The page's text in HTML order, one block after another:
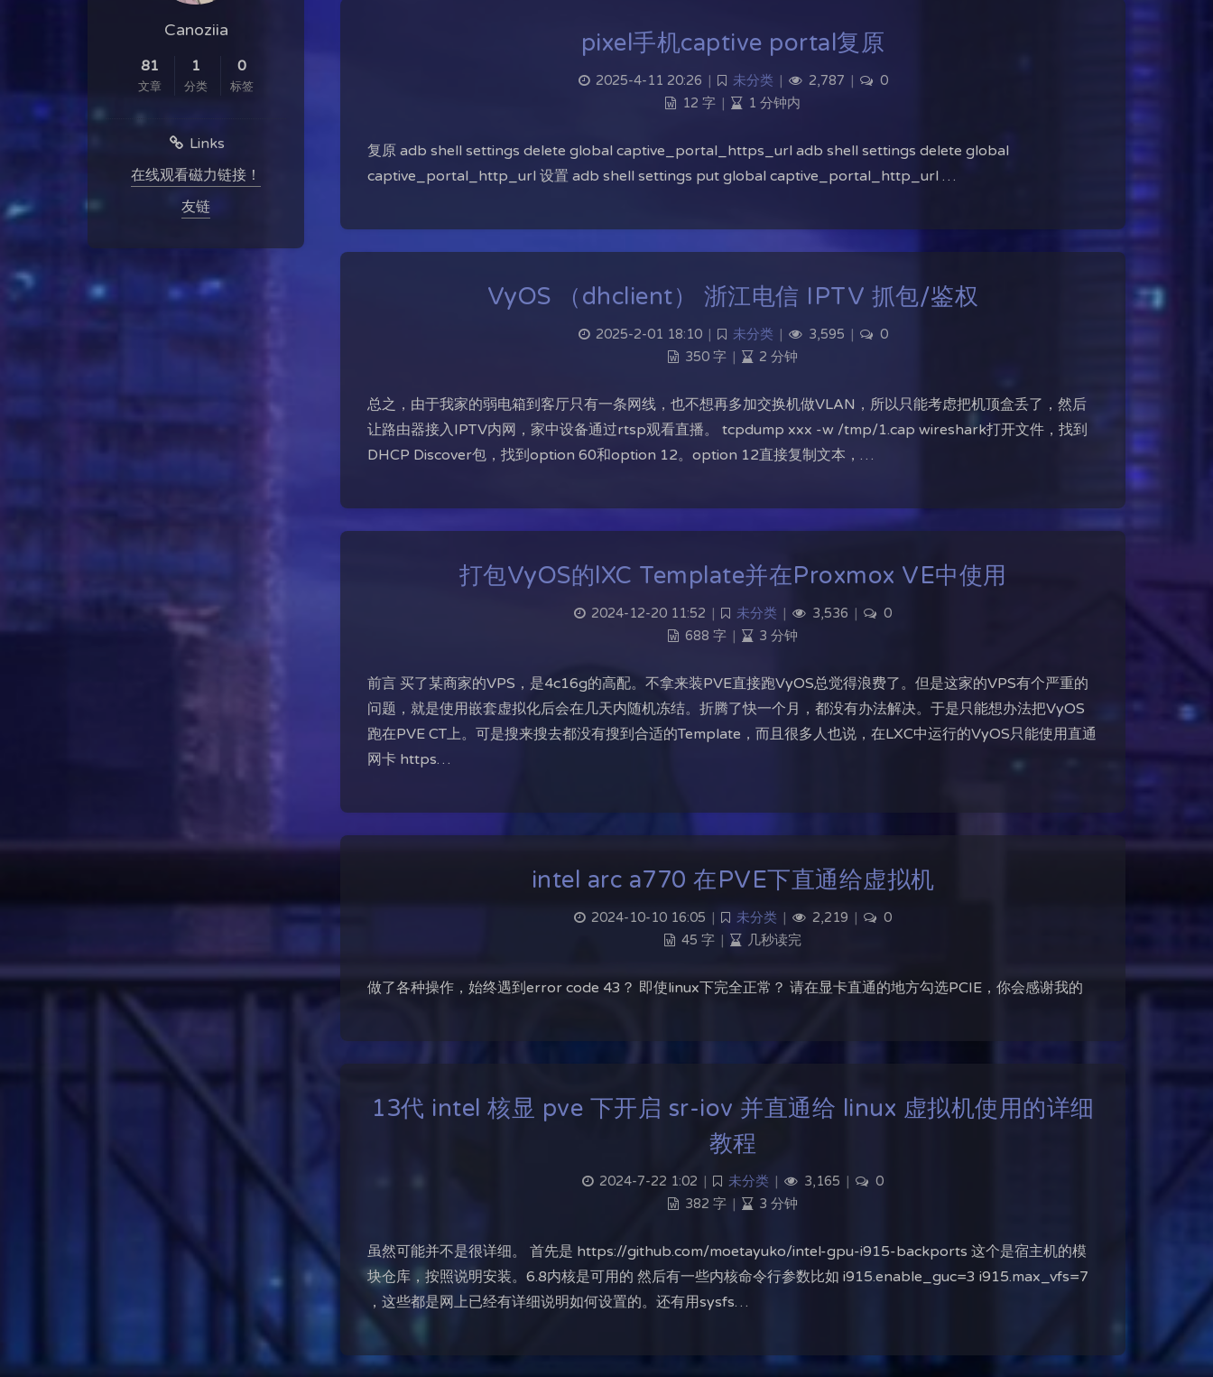
Canoziia
81
文章
1
分类
0
标签
Links
在线观看磁力链接！
友链
pixel手机captive portal复原
2025-4-11 20:26 未分类 2,787
0
12 字
1 分钟内
复原 adb shell settings delete global captive_portal_https_url adb shell settings delete global
captive_portal_http_url 设置 adb shell settings put global captive_portal_http_url …
VyOS （dhclient） 浙江电信 IPTV 抓包/鉴权
2025-2-01 18:10 未分类 3,595
0
350 字
2 分钟
总之，由于我家的弱电箱到客厅只有一条网线，也不想再多加交换机做VLAN，所以只能考虑把机顶盒丢了，然后
让路由器接入IPTV内网，家中设备通过rtsp观看直播。 tcpdump xxx -w /tmp/1.cap wireshark打开文件，找到
DHCP Discover包，找到option 60和option 12。option 12直接复制文本，…
打包VyOS的lXC Template并在Proxmox VE中使用
2024-12-20 11:52 未分类 3,536
0
688 字
3 分钟
前言 买了某商家的VPS，是4c16g的高配。不拿来装PVE直接跑VyOS总觉得浪费了。但是这家的VPS有个严重的
问题，就是使用嵌套虚拟化后会在几天内随机冻结。折腾了快一个月，都没有办法解决。于是只能想办法把VyOS
跑在PVE CT上。可是搜来搜去都没有搜到合适的Template，而且很多人也说，在LXC中运行的VyOS只能使用直通
网卡 https…
intel arc a770 在PVE下直通给虚拟机
2024-10-10 16:05 未分类 2,219
0
45 字
几秒读完
做了各种操作，始终遇到error code 43？ 即使linux下完全正常？ 请在显卡直通的地方勾选PCIE，你会感谢我的
13代 intel 核显 pve 下开启 sr-iov 并直通给 linux 虚拟机使用的详细
教程
2024-7-22 1:02 未分类 3,165
0
382 字
3 分钟
虽然可能并不是很详细。 首先是 https://github.com/moetayuko/intel-gpu-i915-backports 这个是宿主机的模
块仓库，按照说明安装。6.8内核是可用的 然后有一些内核命令行参数比如 i915.enable_guc=3 i915.max_vfs=7
，这些都是网上已经有详细说明如何设置的。还有用sysfs…